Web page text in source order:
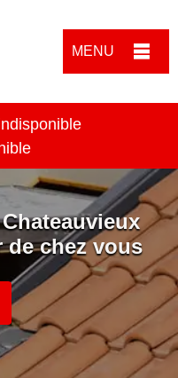
MENU
de chez vous